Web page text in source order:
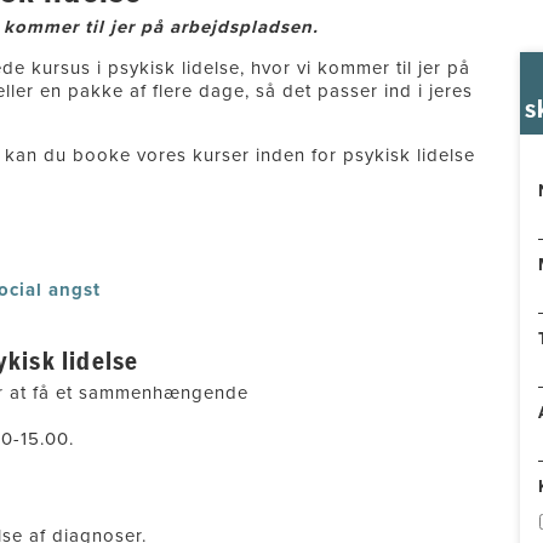
til jer på arbejdspladsen.
kursus i psykisk lidelse, hvor vi kommer til jer på
en pakke af flere dage, så det passer ind i jeres
du booke vores kurser inden for psykisk lidelse
angst
lidelse
få et sammenhængende
15.00.
af diagnoser.